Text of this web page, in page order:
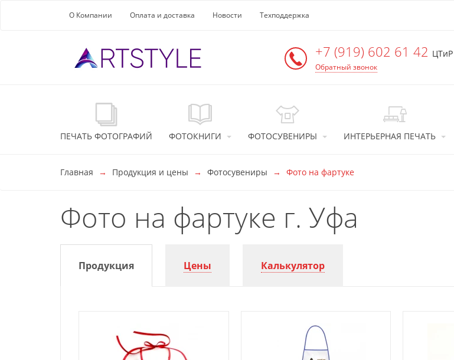
Перейти к основной информации
О Компании Оплата и доставка Новости Техподдержка
+7 (919) 602 61 42
Обратный звонок
ПЕЧАТЬ ФОТОГРАФИЙ ФОТОКНИГИ ФОТОСУВЕНИРЫ ИНТЕРЬЕРНАЯ ПЕЧАТЬ
Главная Продукция и цены Фотосувениры Фото на фартуке
Фото на фартуке г. Уфа
Продукция Цены Калькулятор